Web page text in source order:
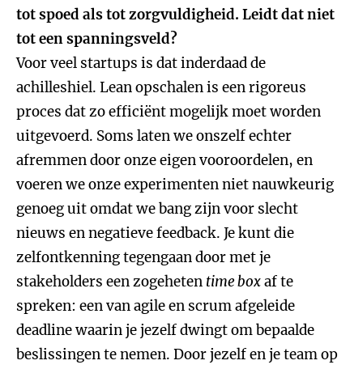
tot spoed als tot zorgvuldigheid. Leidt dat niet
tot een spanningsveld?
Voor veel startups is dat inderdaad de
achilleshiel. Lean opschalen is een rigoreus
proces dat zo efficiënt mogelijk moet worden
uitgevoerd. Soms laten we onszelf echter
afremmen door onze eigen vooroordelen, en
voeren we onze experimenten niet nauwkeurig
genoeg uit omdat we bang zijn voor slecht
nieuws en negatieve feedback. Je kunt die
zelfontkenning tegengaan door met je
stakeholders een zogeheten time boxaf te
spreken: een van agile en scrum afgeleide
deadline waarin je jezelf dwingt om bepaalde
beslissingen te nemen. Door jezelf en je team op